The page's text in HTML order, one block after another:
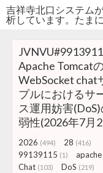
吉祥寺北口システム
析しています。たま
Apache Tomcat
WebSocket chat
プルにおけるサ
ス運用妨害
弱性(2026年7月
2026 (494) 28 (416)
99139115 (1) apache
Chat (103) DoS (219)